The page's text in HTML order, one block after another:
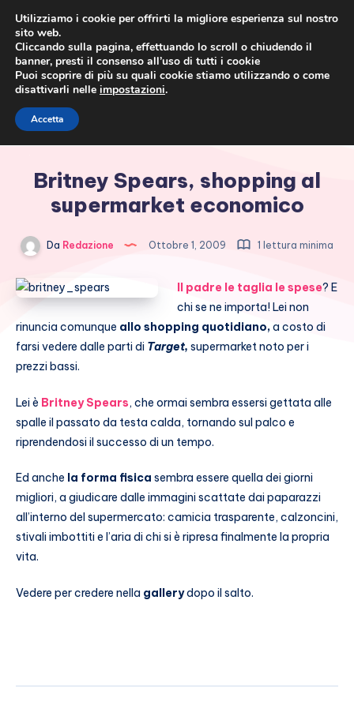
Britney Spears, shopping al
supermarket economico
Da Redazione Ottobre 1, 2009 1 lettura minima
Il padre le taglia le spese? E
chi se ne importa! Lei non
rinuncia comunque allo shopping quotidiano,a costo di
farsi vedere dalle parti di Target, supermarket noto per i
prezzi bassi.
Lei è Britney Spears, che ormai sembra essersi gettata alle
spalle il passato da testa calda, tornando sul palco e
riprendendosi il successo di un tempo.
Ed anche la forma fisica sembra essere quella dei giorni
migliori, a giudicare dalle immagini scattate dai paparazzi
all’interno del supermercato: camicia trasparente, calzoncini,
stivali imbottiti e l’aria di chi si è ripresa finalmente la propria
vita.
Vedere per credere nella gallerydopo il salto.
Utilizziamo i cookie per offrirti la migliore esperienza sul nostro
sito web.
Cliccando sulla pagina, effettuando lo scroll o chiudendo il
banner, presti il consenso all’uso di tutti i cookie
Puoi scoprire di più su quali cookie stiamo utilizzando o come
disattivarli nelle impostazioni.
Accetta